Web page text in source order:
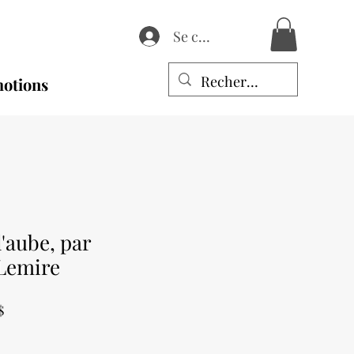
Se connecter
par
Prix